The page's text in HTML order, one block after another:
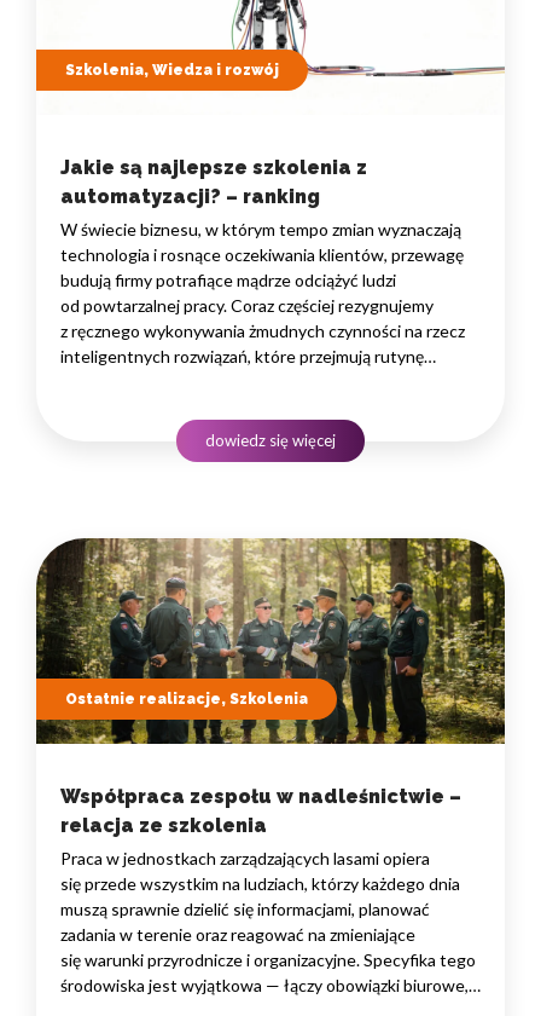
Szkolenia, Wiedza i rozwój
Jakie są najlepsze szkolenia z
automatyzacji? – ranking
W świecie biznesu, w którym tempo zmian wyznaczają
technologia i rosnące oczekiwania klientów, przewagę
budują firmy potrafiące mądrze odciążyć ludzi
od powtarzalnej pracy. Coraz częściej rezygnujemy
z ręcznego wykonywania żmudnych czynności na rzecz
inteligentnych rozwiązań, które przejmują rutynę
rozwojowego to decyzja strategiczna — wpływa
na wydajność zespołów,…
dowiedz się więcej
Ostatnie realizacje, Szkolenia
Współpraca zespołu w nadleśnictwie –
relacja ze szkolenia
Praca w jednostkach zarządzających lasami opiera
się przede wszystkim na ludziach, którzy każdego dnia
muszą sprawnie dzielić się informacjami, planować
zadania w terenie oraz reagować na zmieniające
się warunki przyrodnicze i organizacyjne. Specyfika tego
środowiska jest wyjątkowa — łączy obowiązki biurowe,